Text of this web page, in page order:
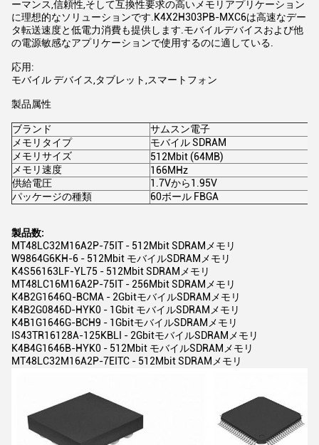
ーマンス,信頼性,そして互換性要求の高いメモリアプリケーション
に理想的なソリューションです.K4X2H303PB-MXC6は高速なデー
タ転送速度と低電力消費も提供します.モバイルデバイスおよび他
の電源敏感なアプリケーションで使用するのに適している.
応用:
モバイル デバイス,タブレット,スマートフォン
製品属性
ブランド
サムスン電子
メモリタイプ
モバイル SDRAM
メモリサイズ
512Mbit (64MB)
メモリ速度
166MHz
供給電圧
1.7Vから1.95V
パッケージの種類
60ボール FBGA
製品数:
MT48LC32M16A2P-75IT - 512Mbit SDRAMメモリ
W9864G6KH-6 - 512Mbit モバイルSDRAMメモリ
K4S56163LF-YL75 - 512Mbit SDRAMメモリ
MT48LC16M16A2P-75IT - 256Mbit SDRAMメモリ
K4B2G1646Q-BCMA - 2GbitモバイルSDRAMメモリ
K4B2G0846D-HYK0 - 1Gbit モバイルSDRAMメモリ
K4B1G1646G-BCH9 - 1GbitモバイルSDRAMメモリ
IS43TR16128A-125KBLI - 2GbitモバイルSDRAMメモリ
K4B4G1646B-HYK0 - 512Mbit モバイルSDRAMメモリ
MT48LC32M16A2P-7EITC - 512Mbit SDRAMメモリ